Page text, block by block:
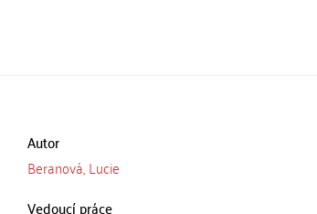
Autor
Beranová, Lucie
Vedoucí práce